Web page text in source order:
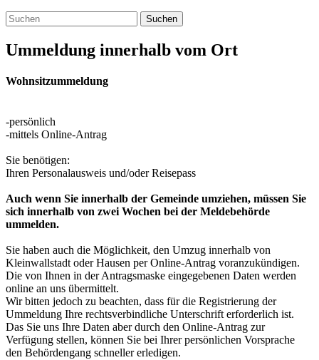
Suchen
Ummeldung innerhalb vom Ort
Wohnsitzummeldung
-persönlich
-mittels Online-Antrag
Sie benötigen:
Ihren Personalausweis und/oder Reisepass
Auch wenn Sie innerhalb der Gemeinde umziehen, müssen Sie
sich innerhalb von zwei Wochen bei der Meldebehörde
ummelden.
Sie haben auch die Möglichkeit, den Umzug innerhalb von
Kleinwallstadt oder Hausen per Online-Antrag voranzukündigen.
Die von Ihnen in der Antragsmaske eingegebenen Daten werden
online an uns übermittelt.
Wir bitten jedoch zu beachten, dass für die Registrierung der
Ummeldung Ihre rechtsverbindliche Unterschrift erforderlich ist.
Das Sie uns Ihre Daten aber durch den Online-Antrag zur
Verfügung stellen, können Sie bei Ihrer persönlichen Vorsprache
den Behördengang schneller erledigen.